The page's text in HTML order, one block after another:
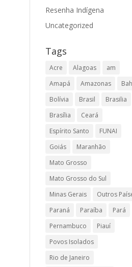
Resenha Indígena
Uncategorized
Tags
Acre Alagoas
am
Amapá
Amazonas
Bolívia
Brasil
Brasilia
Brasília
Ceará
Espírito Santo
FUNAI
Goiás
Maranhão
Mato Grosso
Mato Grosso do Sul
Minas Gerais
Outros
Paraná
Paraíba
Pará
Pernambuco
Piauí
Povos Isolados
Rio de Janeiro